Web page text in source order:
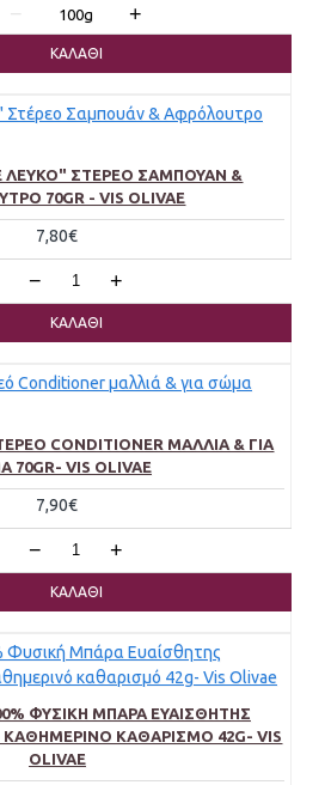
− 100g +
ΚΑΛΆΘΙ
ΛΕΥΚΌ" ΣΤΈΡΕΟ ΣΑΜΠΟΥΆΝ &
70GR - VIS OLIVAE
7,80€
− +
ΚΑΛΆΘΙ
CONDITIONER ΜΑΛΛΙΆ & ΓΙΑ
70GR- VIS OLIVAE
7,90€
− +
ΚΑΛΆΘΙ
ΦΥΣΙΚΉ ΜΠΆΡΑ ΕΥΑΊΣΘΗΤΗΣ
ΚΑΘΗΜΕΡΙΝΌ ΚΑΘΑΡΙΣΜΌ 42G- VIS
OLIVAE